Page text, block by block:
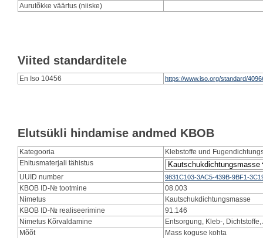
Aurutõkke väärtus (niiske)
Viited standarditele
En Iso 10456 https://www.iso.org/standard/
Elutsükli hindamise andmed KBOB
Kategooria
Klebstoffe und
Ehitusmaterjali tähistus
UUID number
9831C103-3AC5-439B-9BF1-
KBOB ID-№ tootmine
08.003
Nimetus
Kautschukdichtungsmasse
KBOB ID-№ realiseerimine
91.146
Nimetus Kõrvaldamine
Entsorgung, Kleb-, Dichtstoffe,
Mõõt
Mass koguse kohta